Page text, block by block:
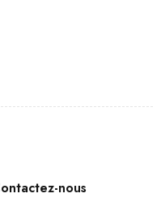
nous